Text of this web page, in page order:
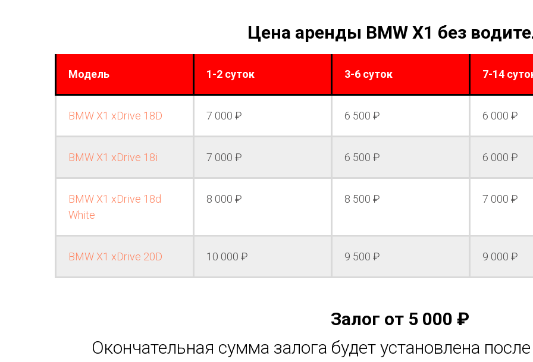
Цена аренды BMW X1 без
Модель 1-2 суток 3-6 суток 7-14
BMW X1 xDrive 18D 7 000 ₽ 6 500 ₽ 6 000 ₽
BMW X1 xDrive 18i 7 000 ₽ 6 500 ₽ 6 000 ₽
BMW X1 xDrive 18d
White
8 000 ₽ 8 500 ₽ 7 000 ₽
BMW X1 xDrive 20D 10 000 ₽ 9 500 ₽ 9 000 ₽
Залог от 5 000 ₽
Окончательная сумма залога будет установлена